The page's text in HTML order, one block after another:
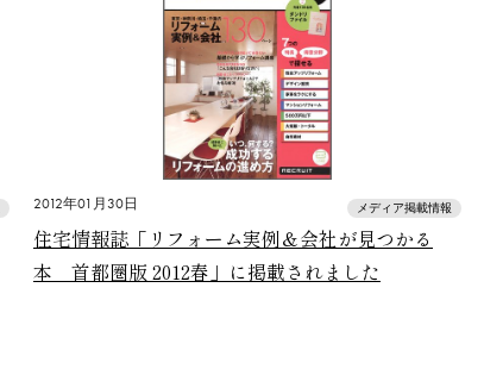
2012年01月30日 メディア掲載情報
住宅情報誌「リフォーム実例＆会社が見つかる
本 首都圏版 2012春」に掲載されました